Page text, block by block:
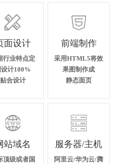

面设计
行业特点定
设计100%
贴合设计

前端制作
采用HTML5将效
果图制作成
静态面页

站域名
顶级或者国

服务器/主机
阿里云/华为云/腾